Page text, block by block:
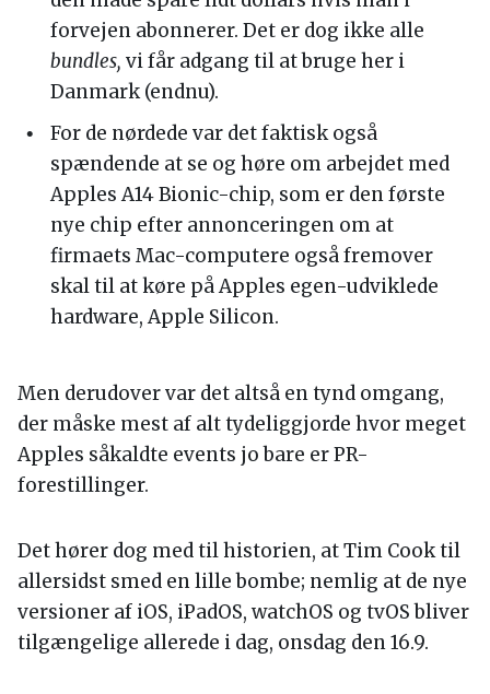
forvejen abonnerer. Det er dog ikke alle
bundles, vi får adgang til at bruge her i
Danmark (endnu).
For de nørdede var det faktisk også
spændende at se og høre om arbejdet med
Apples A14 Bionic-chip, som er den første
nye chip efter annonceringen om at
firmaets Mac-computere også fremover
skal til at køre på Apples egen-udviklede
hardware, Apple Silicon.
Men derudover var det altså en tynd omgang,
der måske mest af alt tydeliggjorde hvor meget
Apples såkaldte events jo bare er PR-
forestillinger.
Det hører dog med til historien, at Tim Cook til
allersidst smed en lille bombe; nemlig at de nye
versioner af iOS, iPadOS, watchOS og tvOS bliver
tilgængelige allerede i dag, onsdag den 16.9.